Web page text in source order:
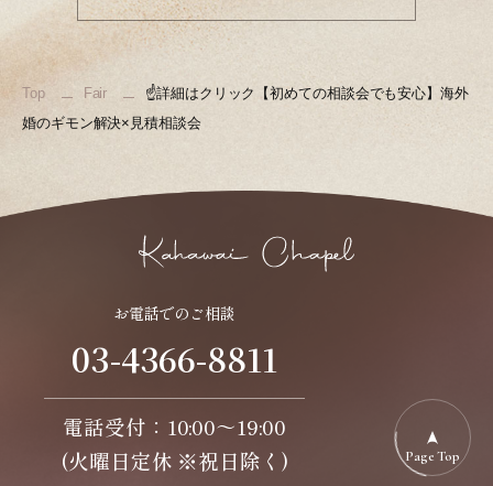
Top Fair
☝詳細はクリック【初めての相談会でも安心】海外
婚のギモン解決×見積相談会
お電話でのご相談
03-4366-8811
電話受付：10:00～19:00
(火曜日定休 ※祝日除く)
Page Top